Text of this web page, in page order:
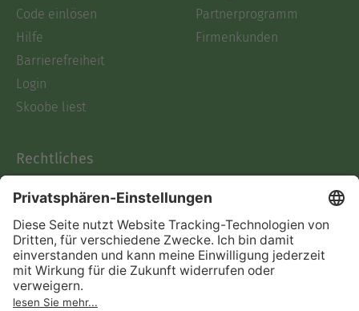
Code einlösen
Hilfe
Barrierefreiheit
Login
Skoobe liest
Partnerprogramm
Firmenkunden
Rechtliches
AGB
Informationen nach Data
Act
Verträge hier kündigen
Impressum